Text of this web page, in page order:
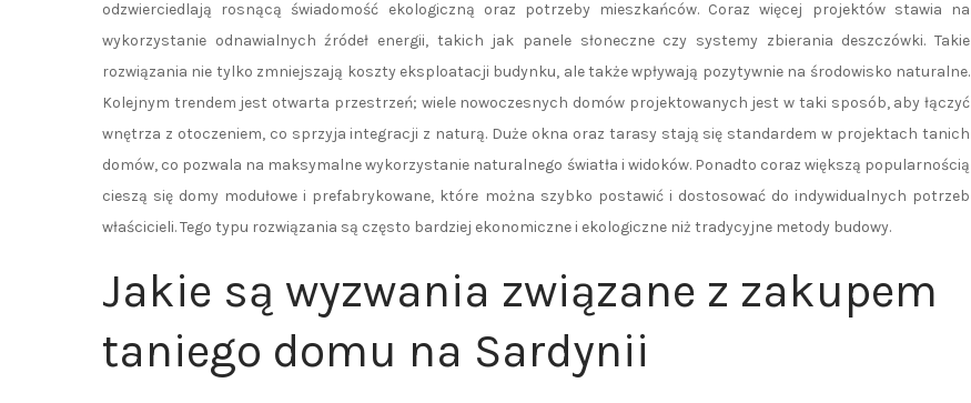
odzwierciedlają rosnącą świadomość ekologiczną oraz potrzeby mieszkańców. Coraz więcej projektów stawia na
wykorzystanie odnawialnych źródeł energii, takich jak panele słoneczne czy systemy zbierania deszczówki. Takie
rozwiązania nie tylko zmniejszają koszty eksploatacji budynku, ale także wpływają pozytywnie na środowisko naturalne.
Kolejnym trendem jest otwarta przestrzeń; wiele nowoczesnych domów projektowanych jest w taki sposób, aby łączyć
wnętrza z otoczeniem, co sprzyja integracji z naturą. Duże okna oraz tarasy stają się standardem w projektach tanich
domów, co pozwala na maksymalne wykorzystanie naturalnego światła i widoków. Ponadto coraz większą popularnością
cieszą się domy modułowe i prefabrykowane, które można szybko postawić i dostosować do indywidualnych potrzeb
właścicieli. Tego typu rozwiązania są często bardziej ekonomiczne i ekologiczne niż tradycyjne metody budowy.
Jakie są wyzwania związane z zakupem
taniego domu na Sardynii